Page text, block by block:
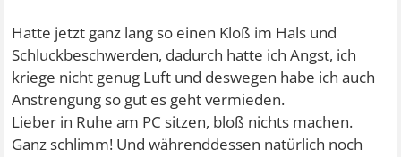
Hatte jetzt ganz lang so einen Kloß im Hals und
Schluckbeschwerden, dadurch hatte ich Angst, ich
kriege nicht genug Luft und deswegen habe ich auch
Anstrengung so gut es geht vermieden.
Lieber in Ruhe am PC sitzen, bloß nichts machen.
Ganz schlimm! Und währenddessen natürlich noch